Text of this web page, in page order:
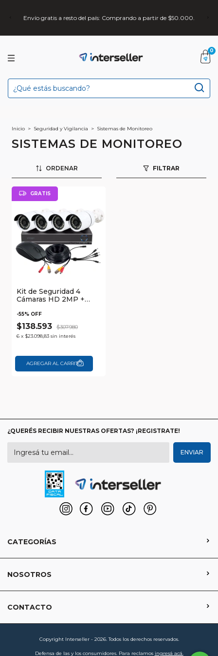
Envío gratis a resto del país: Comprando a partir de $50.000.
0
Inicio > Seguridad y Vigilancia > Sistemas de Monitoreo
SISTEMAS DE MONITOREO
ORDENAR FILTRAR
GRATIS
Kit de Seguridad 4
Cámaras HD 2MP +
Waggs
-55% OFF
$138.593 $307.980
6 x $23.098,83 sin interés
¿QUERÉS RECIBIR NUESTRAS OFERTAS? ¡REGISTRATE!
CATEGORÍAS
NOSOTROS
CONTACTO
Copyright Interseller - 2026. Todos los derechos reservados.
Defensa de las y los consumidores. Para reclamos ingresá acá.